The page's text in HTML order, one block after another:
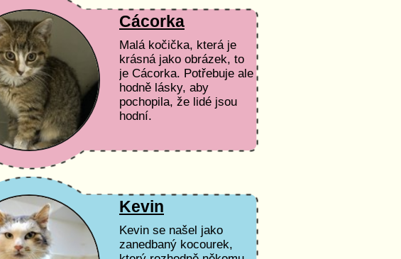
Cácorka
Malá kočička, která je
krásná jako obrázek, to
je Cácorka. Potřebuje ale
hodně lásky, aby
pochopila, že lidé jsou
hodní.
Kevin
Kevin se našel jako
zanedbaný kocourek,